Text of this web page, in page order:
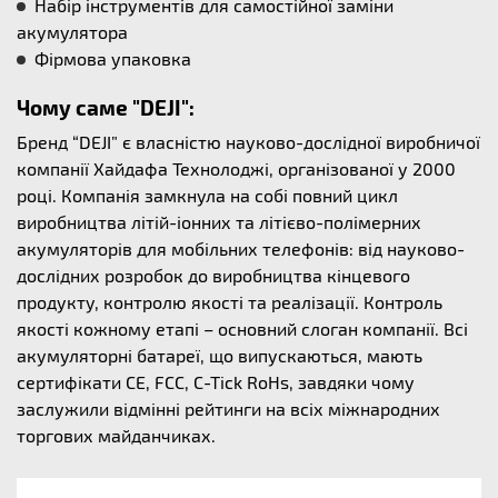
Набір інструментів для самостійної заміни
акумулятора
Фірмова упаковка
Чому саме "DEJI":
Бренд “DEJI” є власністю науково-дослідної виробничої
компанії Хайдафа Технолоджі, організованої у 2000
році. Компанія замкнула на собі повний цикл
виробництва літій-іонних та літієво-полімерних
акумуляторів для мобільних телефонів: від науково-
дослідних розробок до виробництва кінцевого
продукту, контролю якості та реалізації. Контроль
якості кожному етапі – основний слоган компанії. Всі
акумуляторні батареї, що випускаються, мають
сертифікати CE, FCC, C-Tick RoHs, завдяки чому
заслужили відмінні рейтинги на всіх міжнародних
торгових майданчиках.